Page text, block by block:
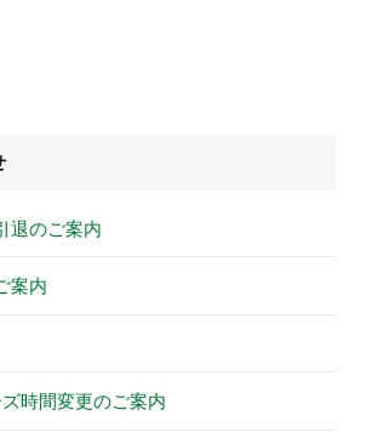
退のご案内
案内
時間変更のご案内